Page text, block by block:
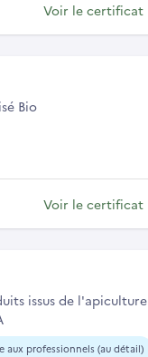
Voir le certificat
Bio
Voir le certificat
issus de l'apiculture
aux professionnels (au détail)